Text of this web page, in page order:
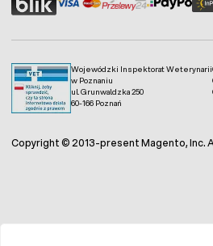
Wojewódzki Inspektorat Weterynarii
w Poznaniu
ul. Grunwaldzka 250
60-166 Poznań
Copyright © 2013-present Magento, Inc.